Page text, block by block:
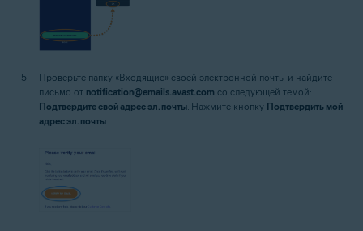
Проверьте папку «Входящие» своей электронной почты и найдите
письмо от notification@emails.avast.com со следующей темой:
Подтвердите свой адрес эл. почты . Нажмите кнопку Подтвердить мой
адрес эл. почты